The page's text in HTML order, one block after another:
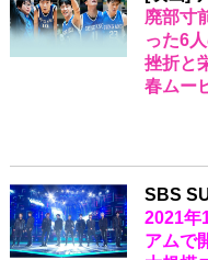
廃部寸
った6
挫折と
春ムー
SBS
2021年
アムで